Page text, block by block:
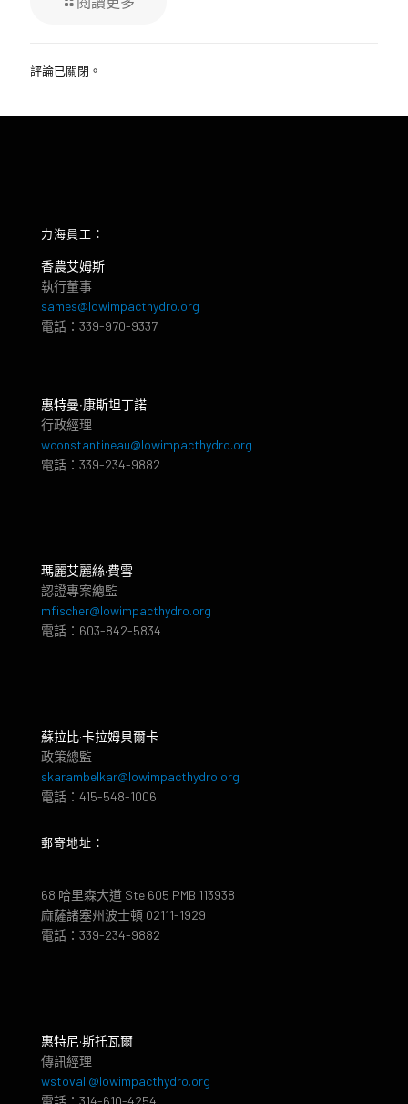
評論已關閉。
力海員工：
香農艾姆斯
執行董事
sames@lowimpacthydro.org
電話：339-970-9337
惠特曼‧康斯坦丁諾
行政經理
wconstantineau@lowimpacthydro.org
電話：339-234-9882
瑪麗艾麗絲·費雪
認證專案總監
mfischer@lowimpacthydro.org
電話：603-842-5834
蘇拉比·卡拉姆貝爾卡
政策總監
skarambelkar@lowimpacthydro.org
電話：415-548-1006
郵寄地址：
68 哈里森大道 Ste 605 PMB 113938
麻薩諸塞州波士頓 02111-1929
電話：339-234-9882
惠特尼·斯托瓦爾
傳訊經理
wstovall@lowimpacthydro.org
電話：314-610-4254